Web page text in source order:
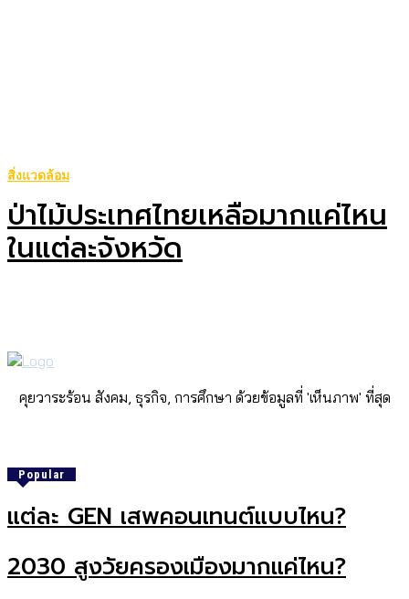
สิ่งแวดล้อม
ป่าไม้ประเทศไทยเหลือมากแค่ไหน
ในแต่ละจังหวัด
คุยวาระร้อน สังคม, ธุรกิจ, การศึกษา ด้วยข้อมูลที่ 'เห็นภาพ' ที่สุด
Popular
แต่ละ GEN เสพคอนเทนต์แบบไหน?
2030 สูงวัยครองเมืองมากแค่ไหน?